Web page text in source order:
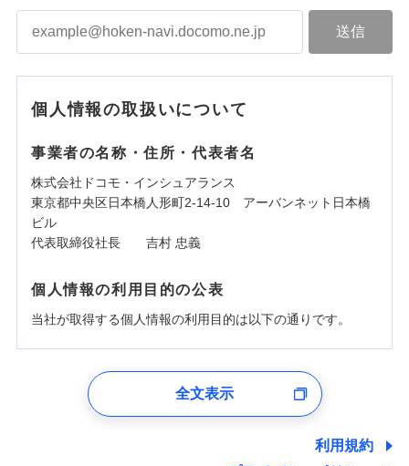
個人情報の取扱いについて
事業者の名称・住所・代表者名
株式会社ドコモ・インシュアランス
東京都中央区日本橋人形町2-14-10 アーバンネット日本橋
ビル
代表取締役社長 吉村 忠義
個人情報の利用目的の公表
当社が取得する個人情報の利用目的は以下の通りです。
ユーザー登録受付および、管理のため
しくは委託を受けている保険会社・提携会社の保険その他に
関する情報を提供し、金融商品等の契約を勧奨するため、ま
全文表示
利用規約